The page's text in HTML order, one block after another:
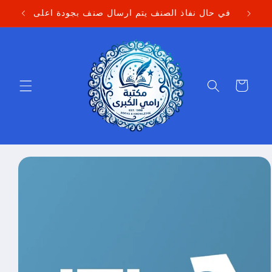
Skip to
content
في حال نفاذ الصنف يتم ارسال صنف بجودة اعلى
Cart
Skip to
product